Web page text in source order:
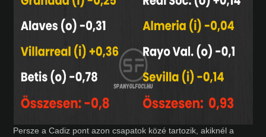
Persze a Cadiz pont azon csapatok közé tartozik, akiknél a